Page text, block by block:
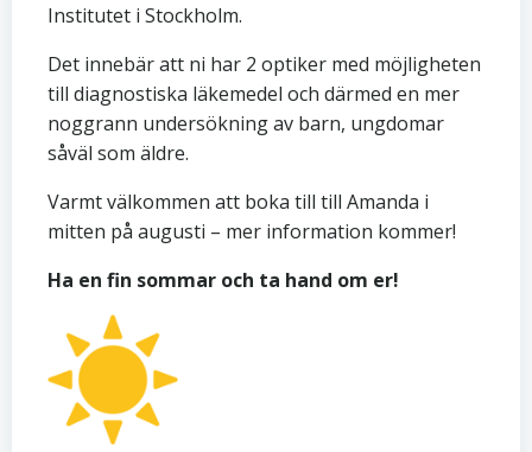
Institutet i Stockholm.
Det innebär att ni har 2 optiker med möjligheten
till diagnostiska läkemedel och därmed en mer
noggrann undersökning av barn, ungdomar
såväl som äldre.
Varmt välkommen att boka till till Amanda i
mitten på augusti – mer information kommer!
Ha en fin sommar och ta hand om er!